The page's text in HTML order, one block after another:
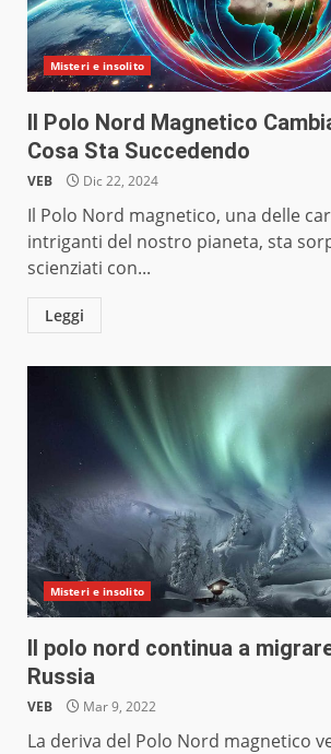
Misteri e insolito
Il Polo Nord Magnetico
Cosa Sta Succedendo
VEB Dic 22, 2024
Il Polo Nord magnetico, una delle
intriganti del nostro pianeta, sta
scienziati con...
Leggi
Misteri e insolito
Il polo nord continua a
Russia
VEB Mar 9, 2022
La deriva del Polo Nord magnetico